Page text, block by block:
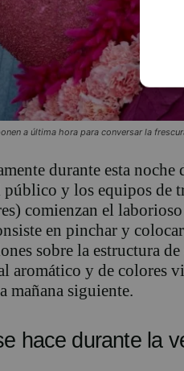
a última hora para conversar la
durante esta
público y los equipos de
comienzan el
en pinchar y
sobre la estructura
aromático y de colores
mañana siguiente.
hace durante la